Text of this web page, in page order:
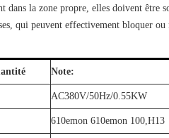
dans la zone propre, elles doivent
qui peuvent effectivement bloquer
Note:
AC380V/50Hz/0.55KW
610emon 610emon 100,H13